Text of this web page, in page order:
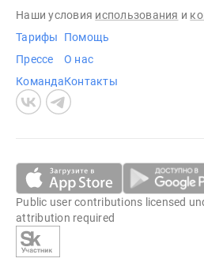
Наши условия использования и
Тарифы
Прессе
Команда
Помощь
О нас
Контакты
Public user contributions licensed
attribution required